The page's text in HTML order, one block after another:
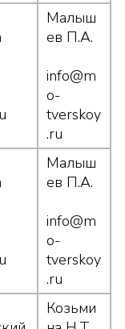
Малыш
ев П.А.
info@m
o-
tverskoy
.ru
Малыш
ев П.А.
info@m
o-
tverskoy
.ru
Козьми